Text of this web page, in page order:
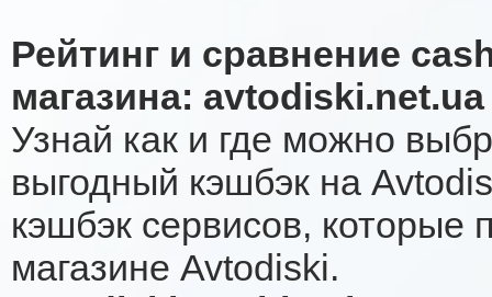
Рейтинг и сравнение
магазина: avtodiski.net.ua
Узнай как и где можно
выгодный кэшбэк на
кэшбэк сервисов, которые
магазине Avtodiski.